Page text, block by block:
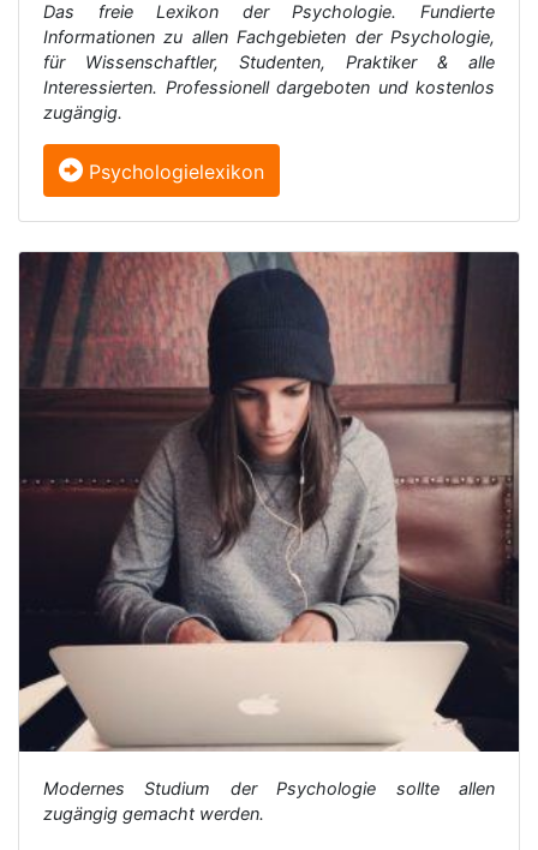
Das freie Lexikon der Psychologie. Fundierte
Informationen zu allen Fachgebieten der Psychologie,
für Wissenschaftler, Studenten, Praktiker & alle
Interessierten. Professionell dargeboten und kostenlos
zugängig.
Psychologielexikon
Modernes Studium der Psychologie sollte allen
zugängig gemacht werden.